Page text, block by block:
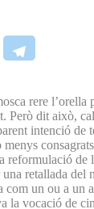
rere
Però dit això,
intenció
reformulació
retallada
com un ou a
la vocació de